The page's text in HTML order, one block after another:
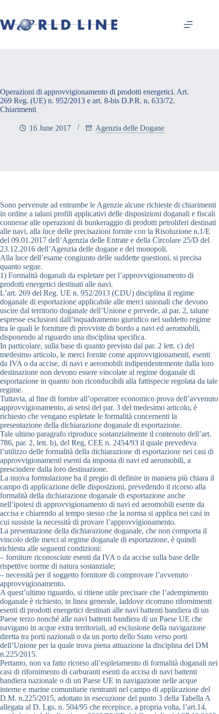
Operazioni di approvvigionamento di prodotti energetici. Art.
269 Reg. (UE) n. 952/2013 e art. 8-bis D.P.R. n. 633/72.
Chiarimenti
16 June 2017 Agenzia delle Dogane
Sono pervenute ad entrambe le Agenzie alcune richieste di chiarimenti
in ordine a taluni profili applicativi delle disposizioni doganali e fiscali
connesse alle operazioni di bunkeraggio di prodotti petroliferi destinati
alle navi, alla luce delle precisazioni fornite con la Risoluzione n.1/E
del 09.01.2017 dell’Agenzia delle Entrate e della Circolare 25/D del
23.12.2016 dell’Agenzia delle dogane e dei monopoli.
Alla luce dell’esame congiunto delle suddette questioni, si precisa
quanto segue.
1) Formalità doganali da espletare per l’approvvigionamento di
prodotti energetici destinati alle navi.
L’art. 269 del Reg. UE n. 952/2013 (CDU) disciplina il regime
doganale di esportazione applicabile alle merci unionali che devono
uscire dal territorio doganale dell’Unione e prevede, al par. 2, talune
espresse esclusioni dall’inquadramento giuridico nel suddetto regime
tra le quali le forniture di provviste di bordo a navi ed aeromobili,
disponendo al riguardo una disciplina specifica.
In particolare, sulla base di quanto previsto dal par. 2 lett. c) del
medesimo articolo, le merci fornite come approvvigionamenti, esenti
da IVA o da accise, di navi e aeromobili indipendentemente dalla loro
destinazione non devono essere vincolate al regime doganale di
esportazione in quanto non riconducibili alla fattispecie regolata da tale
regime.
Tuttavia, al fine di fornire all’operatore economico prova dell’avvenuto
approvvigionamento, ai sensi del par. 3 del medesimo articolo, è
richiesto che vengano espletate le formalità concernenti la
presentazione della dichiarazione doganale di esportazione.
Tale ultimo paragrafo riproduce sostanzialmente il contenuto dell’art.
786, par. 2, lett. b), del Reg, CEE n. 2454/93 il quale prevedeva
l’utilizzo delle formalità della dichiarazione di esportazione nei casi di
approvvigionamenti esenti da imposta di navi ed aeromobili, a
prescindere dalla loro destinazione.
La nuova formulazione ha il pregio di definire in maniera più chiara il
campo di applicazione delle disposizioni, prevedendo il ricorso alla
formalità della dichiarazione doganale di esportazione anche
nell’ipotesi di approvvigionamento di navi ed aeromobili esente da
accisa e chiarendo al tempo stesso che la norma si applica nei casi in
cui sussiste la necessità di provare l’approvvigionamento.
La presentazione della dichiarazione doganale, che non comporta il
vincolo delle merci al regime doganale di esportazione, è quindi
richiesta alle seguenti condizioni:
– forniture riconosciute esenti da IVA o da accise sulla base delle
rispettive norme di natura sostanziale;
– necessità per il soggetto fornitore di comprovare l’avvenuto
approvvigionamento.
A quest’ultimo riguardo, si ritiene utile precisare che l’adempimento
doganale è richiesto, in linea generale, laddove ricorrano rifornimenti
esenti di prodotti energetici destinati alle navi battenti bandiera di un
Paese terzo nonché alle navi battenti bandiera di un Paese UE che
navigano in acque extra territoriali, ad esclusione della navigazione
diretta tra porti nazionali o da un porto dello Stato verso porti
dell’Unione per la quale trova piena attuazione la disciplina del DM
n.225/2015.
Pertanto, non va fatto ricorso all’espletamento di formalità doganali nei
casi di rifornimento di carburanti esenti da accisa di navi battenti
bandiera nazionale o di un Paese UE in navigazione nelle acque
interne e marine comunitarie rientranti nel campo di applicazione del
D.M. n.225/2015, adottato in esecuzione del punto 3 della Tabella A
allegata al D. Lgs. n. 504/95 che recepisce, a propria volta, l’art.14,